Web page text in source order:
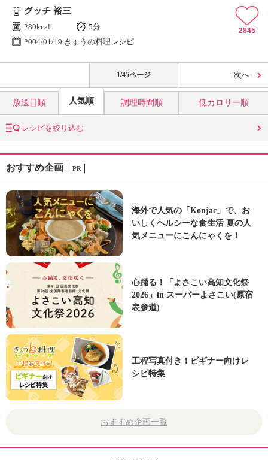
グッチ 裕三
280kcal
5分
2004/01/19 きょうの料理レシピ
2845
1/45ページ 次へ
放送日順 人気順 調理時間順 低カロリー順
レシピを絞り込む
おすすめ企画 PR
海外で人気の「Konjac」で、お
いしくヘルシーな食生活 夏の人
気メニューにこんにゃくを！
心踊る！「よさこい高知文化祭
2026」in スーパーよさこい(原宿
表参道)
工程写真付き！ビギナー向けレ
シピ特集
おすすめ企画一覧